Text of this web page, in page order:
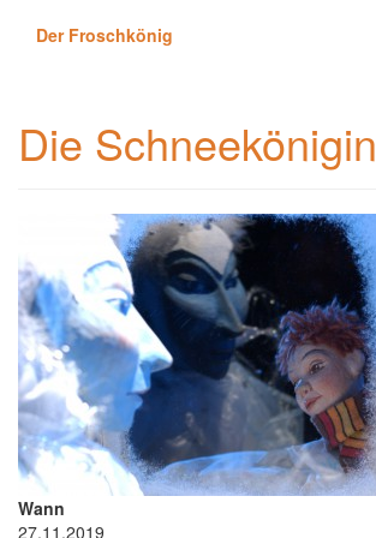
Der Froschkönig
Die Schneekönigin
Wann
27.11.2019